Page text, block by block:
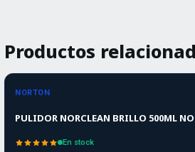
Productos
-10%
-10%OFF
NORTON
PULIDOR NORCLEAN BRILLO 500ML
En stock